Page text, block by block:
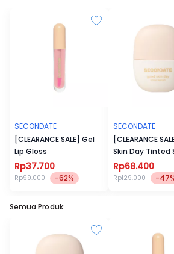
yang tidak hanya terlihat dan
juga baik untuk kulitmu.
SECONDATE
[CLEARANCE SALE] Gel
Lip Gloss
Rp37.700
Rp99.000 -62%
SECONDATE
[CLEARANCE
Skin Day Tinted
Rp68.400
Rp129.000 -
Semua Produk